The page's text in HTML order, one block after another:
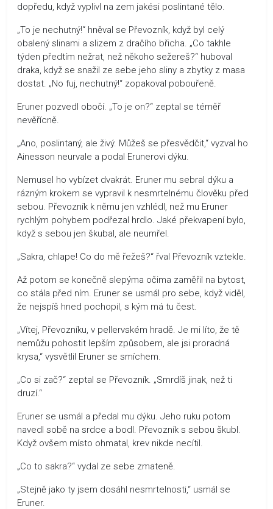
dopředu, když vyplivl na zem jakési poslintané tělo.
„To je nechutný!“ hněval se Převozník, když byl celý
obalený slinami a slizem z dračího břicha. „Co takhle
týden předtím nežrat, než někoho sežereš?“ huboval
draka, když se snažil ze sebe jeho sliny a zbytky z masa
dostat. „No fuj, nechutný!“ zopakoval pobouřeně.
Eruner pozvedl obočí. „To je on?“ zeptal se téměř
nevěřícně.
„Ano, poslintaný, ale živý. Můžeš se přesvědčit,“ vyzval ho
Ainesson neurvale a podal Erunerovi dýku.
Nemusel ho vybízet dvakrát. Eruner mu sebral dýku a
rázným krokem se vypravil k nesmrtelnému člověku před
sebou. Převozník k němu jen vzhlédl, než mu Eruner
rychlým pohybem podřezal hrdlo. Jaké překvapení bylo,
když s sebou jen škubal, ale neumřel.
„Sakra, chlape! Co do mě řežeš?“ řval Převozník vztekle.
Až potom se konečně slepýma očima zaměřil na bytost,
co stála před ním. Eruner se usmál pro sebe, když viděl,
že nejspíš hned pochopil, s kým má tu čest.
„Vítej, Převozníku, v pellervském hradě. Je mi líto, že tě
nemůžu pohostit lepším způsobem, ale jsi proradná
krysa,“ vysvětlil Eruner se smíchem.
„Co si zač?“ zeptal se Převozník. „Smrdíš jinak, než ti
druzí.“
Eruner se usmál a předal mu dýku. Jeho ruku potom
navedl sobě na srdce a bodl. Převozník s sebou škubl.
Když ovšem místo ohmatal, krev nikde necítil.
„Co to sakra?“ vydal ze sebe zmateně.
„Stejně jako ty jsem dosáhl nesmrtelnosti,“ usmál se
Eruner.